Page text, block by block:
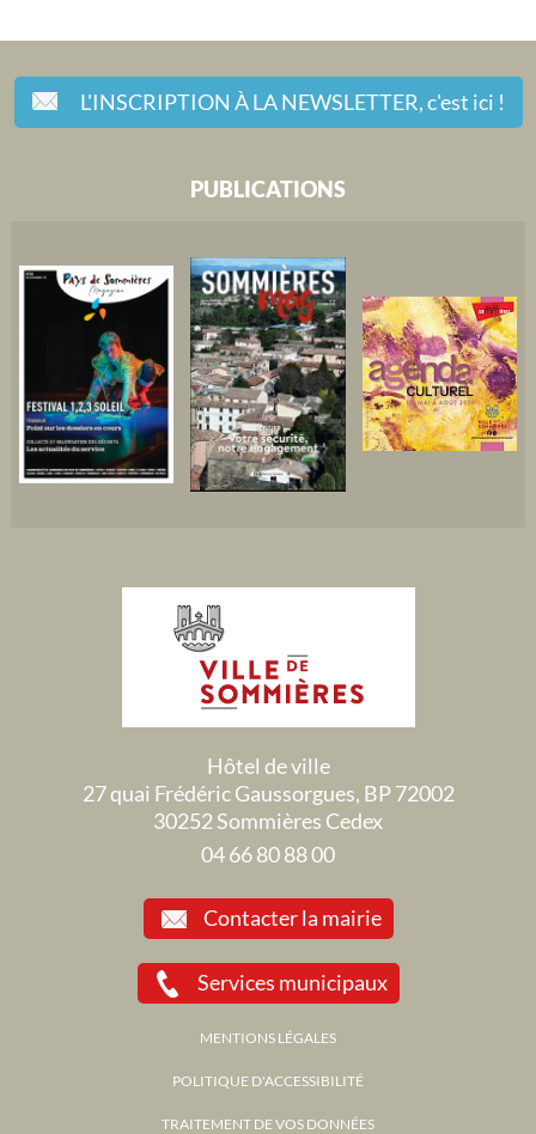
L'INSCRIPTION À LA NEWSLETTER,c'est ici !
PUBLICATIONS
Hôtel de ville
27 quai Frédéric Gaussorgues, BP 72002
30252 Sommières Cedex
04 66 80 88 00
Contacter la mairie
Services municipaux
MENTIONS LÉGALES
POLITIQUE D'ACCESSIBILITÉ
TRAITEMENT DE VOS DONNÉES